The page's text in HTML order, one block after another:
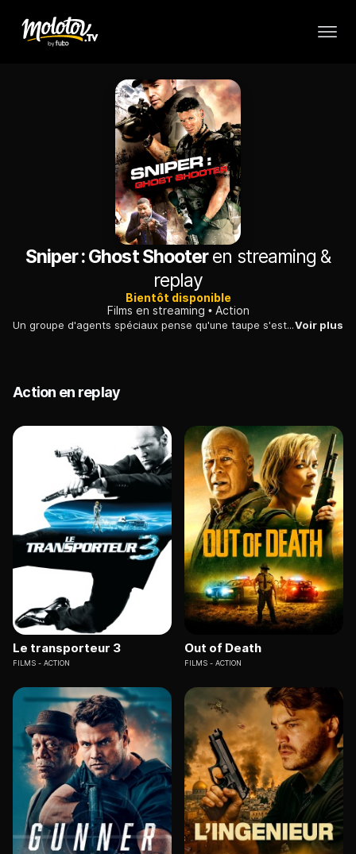
Sniper : Ghost Shooteren streaming &
replay
Bientôt disponible
Films en streaming
Action
Un groupe d'agents spéciaux pense qu'une taupe s'est infiltrée dans leur organisation : un sniper sème la panique dans les rangs et doit être éliminé.Voir plus
Action en replay
Le transporteur 3
FILMS ACTION
Out of Death
FILMS ACTION